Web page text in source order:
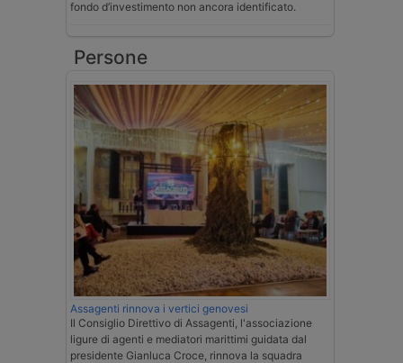
fondo d’investimento non ancora identificato.
Persone
Assagenti rinnova i vertici genovesi
Il Consiglio Direttivo di Assagenti, l'associazione
ligure di agenti e mediatori marittimi guidata dal
presidente Gianluca Croce, rinnova la squadra